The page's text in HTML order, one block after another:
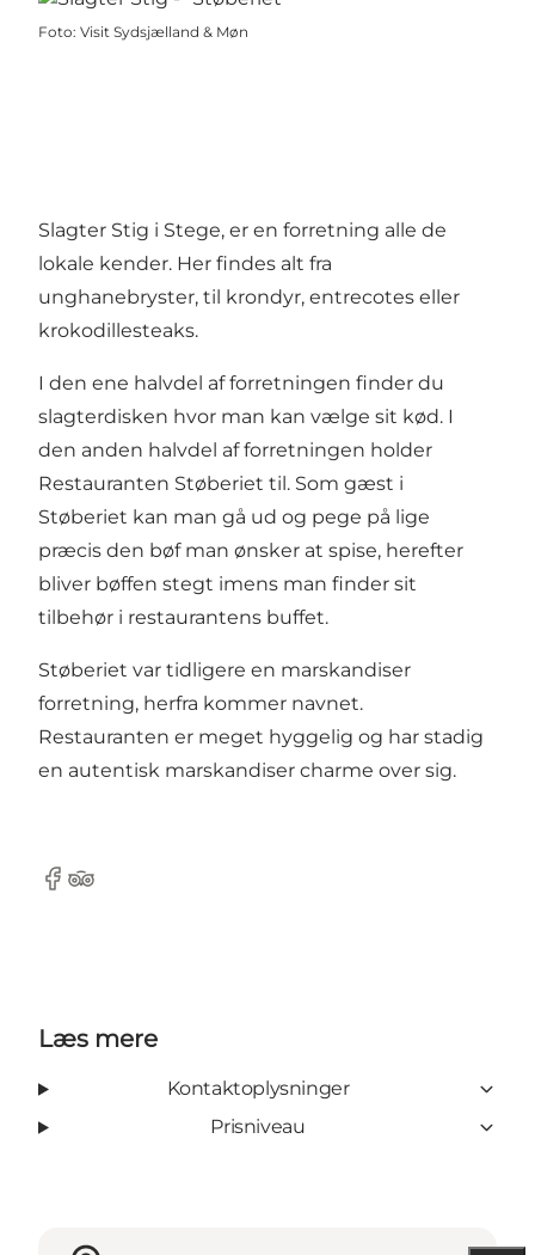
Foto: Visit Sydsjælland & Møn
Slagter Stig i Stege, er en forretning alle de
lokale kender. Her findes alt fra
unghanebryster, til krondyr, entrecotes eller
krokodillesteaks.
I den ene halvdel af forretningen finder du
slagterdisken hvor man kan vælge sit kød. I
den anden halvdel af forretningen holder
Restauranten Støberiet til. Som gæst i
Støberiet kan man gå ud og pege på lige
præcis den bøf man ønsker at spise, herefter
bliver bøffen stegt imens man finder sit
tilbehør i restaurantens buffet.
Støberiet var tidligere en marskandiser
forretning, herfra kommer navnet.
Restauranten er meget hyggelig og har stadig
en autentisk marskandiser charme over sig.
Facebook
TripAdvisor
Læs mere
Kontaktoplysninger
Prisniveau